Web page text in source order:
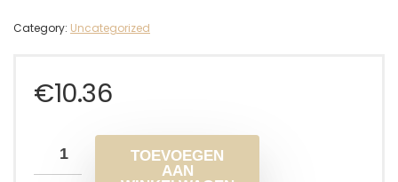
Category: Uncategorized
€10.36
TOEVOEGEN
AAN